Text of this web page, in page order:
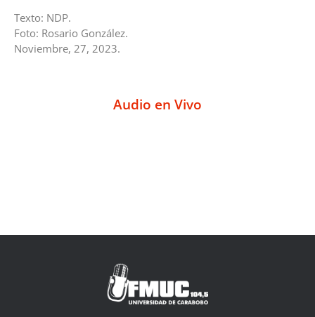
Texto: NDP.
Foto: Rosario González.
Noviembre, 27, 2023.
Audio en Vivo